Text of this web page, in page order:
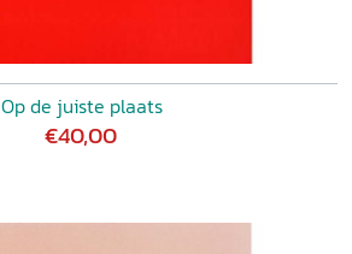
Op de juiste plaats
€40,00